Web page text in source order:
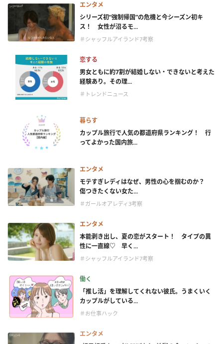
エンタメ
シリーズ初“強制帰国”の危機と今シーズン初キ
ス！ 女性が沼るモ...
＃シャッフルアイランド7考察
恋する
男女ともに約7割が結婚しない・できないと考えた
経験あり。その理...
＃トレンドニュース
暮らす
カップル旅行で人気の都道府県ランキング！ 行
ってよかった国内旅...
エンタメ
モテすぎレディはなぜ、男性の心を掴むのか？
傷つきたくない女た...
＃ガールオアレディ3考察
エンタメ
本能剥き出し、夏の恋がスタート！ タイプの異
性に一直線♡ 早く...
＃シャッフルアイランド7考察
働く
「推し活」を理解してくれない彼氏。うまくいく
カップルがしている...
＃お仕事ハック
エンタメ